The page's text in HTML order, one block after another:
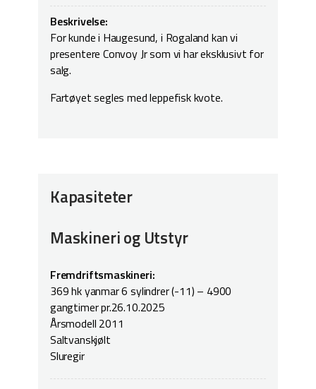
Beskrivelse:
For kunde i Haugesund, i Rogaland kan vi
presentere Convoy Jr som vi har eksklusivt for
salg.
Fartøyet segles med leppefisk kvote.
Kapasiteter
Maskineri og Utstyr
Fremdriftsmaskineri:
369 hk yanmar 6 sylindrer (-11) – 4900
gangtimer pr.26.10.2025
Årsmodell 2011
Saltvanskjølt
Sluregir